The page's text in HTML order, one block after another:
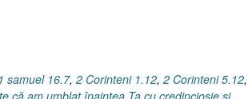
1 samuel 16.7, 2 Corinteni 1.12, 2 Corinteni 5.12,